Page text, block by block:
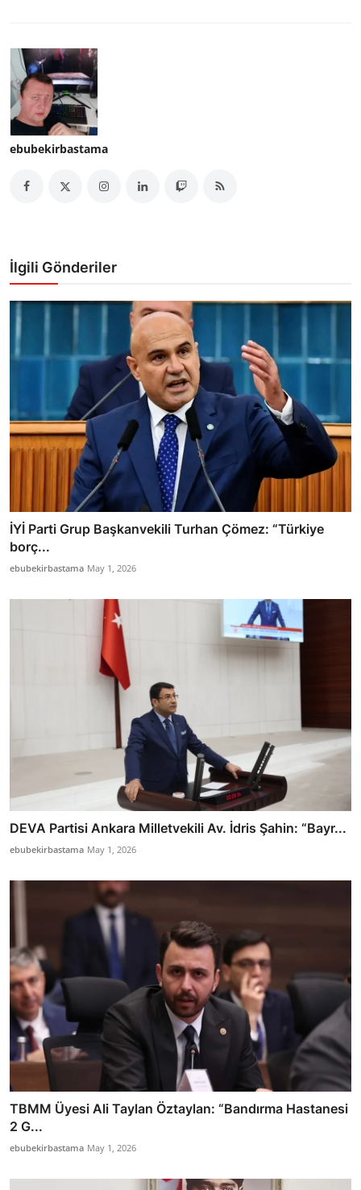
ebubekirbastama
İlgili Gönderiler
İYİ Parti Grup Başkanvekili Turhan Çömez: “Türkiye
borç...
ebubekirbastama May 1, 2026
DEVA Partisi Ankara Milletvekili Av. İdris Şahin: “Bayr...
ebubekirbastama May 1, 2026
TBMM Üyesi Ali Taylan Öztaylan: “Bandırma Hastanesi
2 G...
ebubekirbastama May 1, 2026